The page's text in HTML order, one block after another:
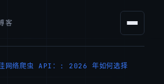
客
网络爬虫 API：: 2026 年如何选择